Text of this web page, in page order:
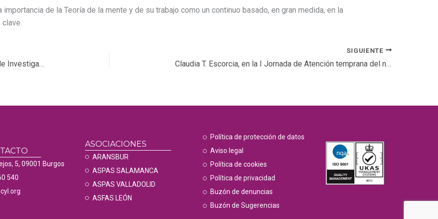
de la Teoría de la mente y de su trabajo como un continuo basado, en gran medida, en la
El CePAC hará accesibles las próximas Jornadas de Investigación Musical (2 y 3 de mayo)
SIGUIENTE
Claudia T. Escorcia, en la I Jornada de Atención temprana del niño/a con deficiencia auditiva en CyL
5, 09001 Burgos
540
ASOCIACIONES
ARANSBUR
ASPAS SALAMANCA
ASPAS VALLADOLID
ASFAS LEÓN
Política de protección de datos
Aviso legal
Política de cookies
Política de privacidad
Buzón de denuncias
Buzón de Sugerencias